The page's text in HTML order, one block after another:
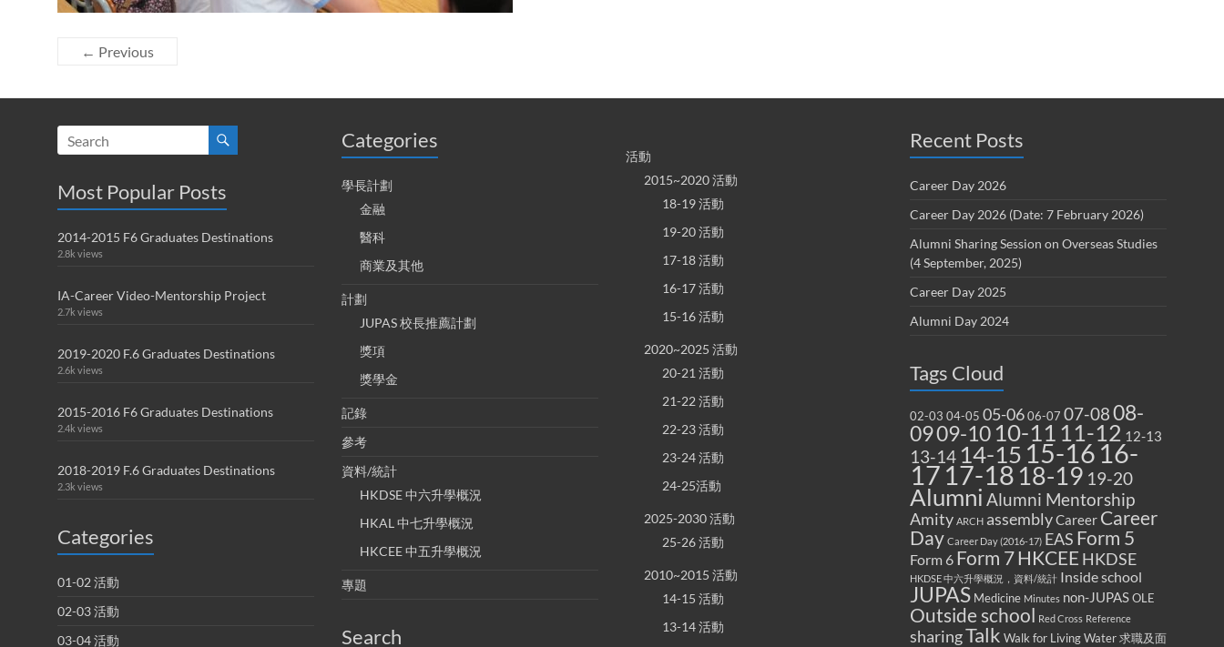
← Previous
Most Popular Posts
2014-2015 F6 Graduates Destinations
2.8k views
IA-Career Video-Mentorship Project
2.7k views
2019-2020 F.6 Graduates Destinations
2.6k views
2015-2016 F6 Graduates Destinations
2.4k views
2018-2019 F.6 Graduates Destinations
2.3k views
Categories
01-02 活動
02-03 活動
03-04 活動
Categories
學長計劃
金融
醫科
商業及其他
計劃
JUPAS 校長推薦計劃
獎項
獎學金
記錄
參考
資料/統計
HKDSE 中六升學概況
HKAL 中七升學概況
HKCEE 中五升學概況
專題
Search
活動
2015~2020 活動
18-19 活動
19-20 活動
17-18 活動
16-17 活動
15-16 活動
2020~2025 活動
20-21 活動
21-22 活動
22-23 活動
23-24 活動
24-25活動
2025-2030 活動
25-26 活動
2010~2015 活動
14-15 活動
13-14 活動
Recent Posts
Career Day 2026
Career Day 2026 (Date: 7 February 2026)
Alumni Sharing Session on Overseas Studies
(4 September, 2025)
Career Day 2025
Alumni Day 2024
Tags Cloud
02-03 04-05 05-0606-07 07-0808-
0909-10 10-11 11-12 12-13
13-14 14-15 15-16 16-
17 17-18 18-19 19-20
Alumni Alumni Mentorship
Amity ARCH assemblyCareer Career
Day Career Day (2016-17) EAS Form 5
Form 6 Form 7HKCEE HKDSE
HKDSE 中六升學概況，資料/統計 Inside school
JUPAS Medicine Minutes non-JUPASOLE
Outside school Red Cross Reference
sharingTalk Walk for Living Water求職及面